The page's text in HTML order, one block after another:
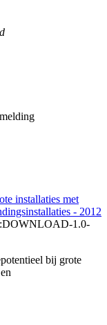
installaties met
- 2012
1.0-
bij grote